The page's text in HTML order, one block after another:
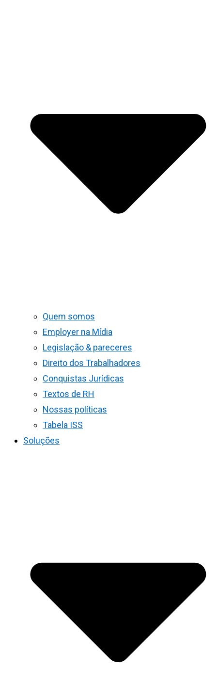
Quem somos
Employer na Mídia
Legislação & pareceres
Direito dos Trabalhadores
Conquistas Jurídicas
Textos de RH
Nossas políticas
Tabela ISS
Soluções